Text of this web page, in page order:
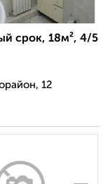
срок, 18м², 4/5
12